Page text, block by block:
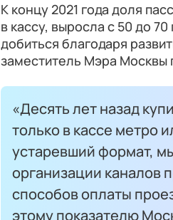
К концу 2021 года доля
в кассу, выросла с 50 до
добиться благодаря
заместитель Мэра Москвы
«Десять лет назад
только в кассе метро
устаревший формат,
организации каналов
способов оплаты
этому показателю